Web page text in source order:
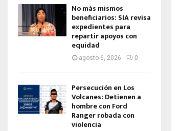
No más mismos
beneficiarios: SIA revisa
expedientes para
repartir apoyos con
equidad
agosto 6, 2026 0
Persecución en Los
Volcanes: Detienen a
hombre con Ford
Ranger robada con
violencia